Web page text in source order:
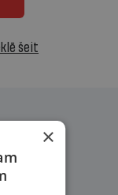
šeit
×